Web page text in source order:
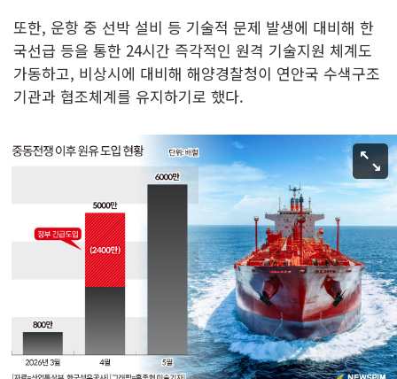
또한, 운항 중 선박 설비 등 기술적 문제 발생에 대비해 한
국선급 등을 통한 24시간 즉각적인 원격 기술지원 체계도
가동하고, 비상시에 대비해 해양경찰청이 연안국 수색구조
기관과 협조체계를 유지하기로 했다.